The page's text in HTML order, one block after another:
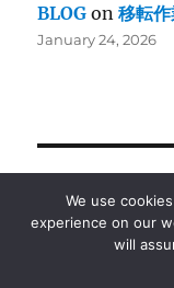
BLOG on移転
January 24, 2026
ON THIS DAY
M4 Mac
We use
experience on our
will